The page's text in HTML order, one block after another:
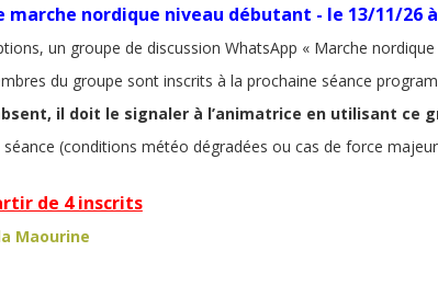
marche nordique niveau débutant - le 13/11/26
un groupe de discussion WhatsApp « Marche
du groupe sont inscrits à la prochaine séance
il doit le signaler à l’animatrice en utilisant ce
séance (conditions météo dégradées ou cas de force
de 4 inscrits
Maourine